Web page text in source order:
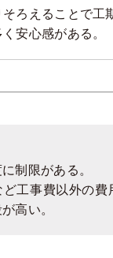
ろえることで工
安心感がある。
制限がある。
ど工事費以外の費
高い。